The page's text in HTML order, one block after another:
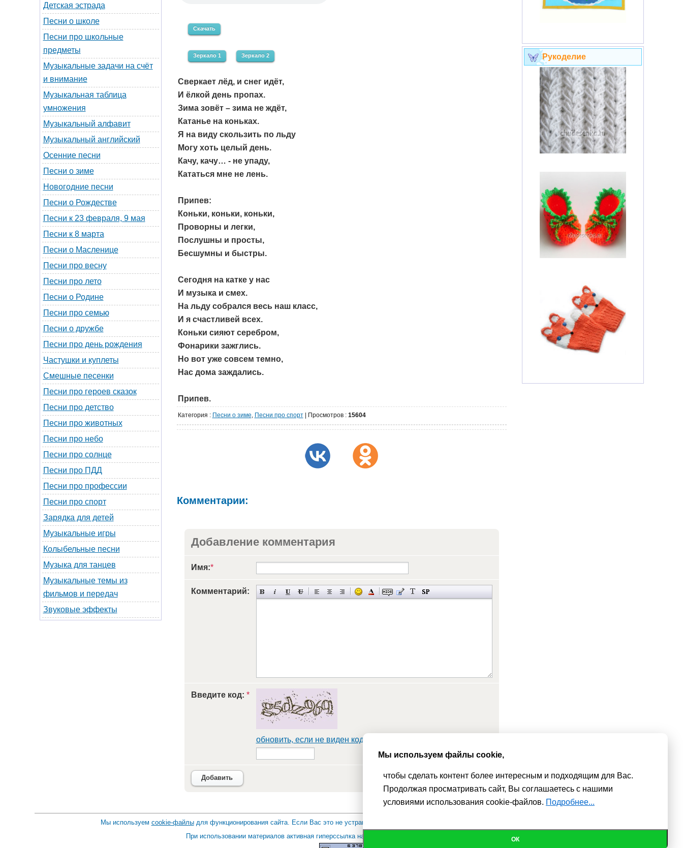
Детская эстрада
Песни о школе
Песни про школьные
предметы
Музыкальные задачи на счёт
и внимание
Музыкальная таблица
умножения
Музыкальный алфавит
Музыкальный английский
Осенние песни
Песни о зиме
Новогодние песни
Песни о Рождестве
Песни к 23 февраля, 9 мая
Песни к 8 марта
Песни о Масленице
Песни про весну
Песни про лето
Песни о Родине
Песни про семью
Песни о дружбе
Песни про день рождения
Частушки и куплеты
Смешные песенки
Песни про героев сказок
Песни про детство
Песни про животных
Песни про небо
Песни про солнце
Песни про ПДД
Песни про профессии
Песни про спорт
Зарядка для детей
Музыкальные игры
Колыбельные песни
Музыка для танцев
Музыкальные темы из
фильмов и передач
Звуковые эффекты
Скачать
Зеркало 1 Зеркало 2
Сверкает лёд, и снег идёт,
И ёлкой день пропах.
Зима зовёт – зима не ждёт,
Катанье на коньках.
Я на виду скользить по льду
Могу хоть целый день.
Качу, качу… - не упаду,
Кататься мне не лень.
Припев:
Коньки, коньки, коньки,
Проворны и легки,
Послушны и просты,
Бесшумны и быстры.
Сегодня на катке у нас
И музыка и смех.
На льду собрался весь наш класс,
И я счастливей всех.
Коньки сияют серебром,
Фонарики зажглись.
Но вот уже совсем темно,
Нас дома заждались.
Припев.
Категория : Песни о зиме Песни про спорт| Просмотров : 15604
Комментарии:
Добавление комментария
Имя:*
Комментарий:
Введите код: *
обновить, если не виден код
Добавить
Рукоделие
Мы используем cookie-файлыдля функционирования сайта. Если Вас это не устраивает, пожалуйста, покиньте сайт.
При использовании материалов активная гиперссылка на Сhudesenka.ru обязательна. © 2010 - 2026
Мы используем файлы cookie,
чтобы сделать контент более интересным и подходящим для Вас.
Продолжая просматривать сайт, Вы соглашаетесь с нашими
условиями использования cookie-файлов. Подробнее...
ОК